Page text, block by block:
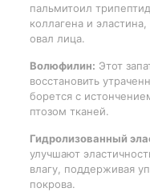
пальмитоил
коллагена и
овал лица.
Волюфилин: Этот
восстановить
борется с
птозом тканей.
Гидролизованный
улучшают
влагу, поддерживая
покрова.